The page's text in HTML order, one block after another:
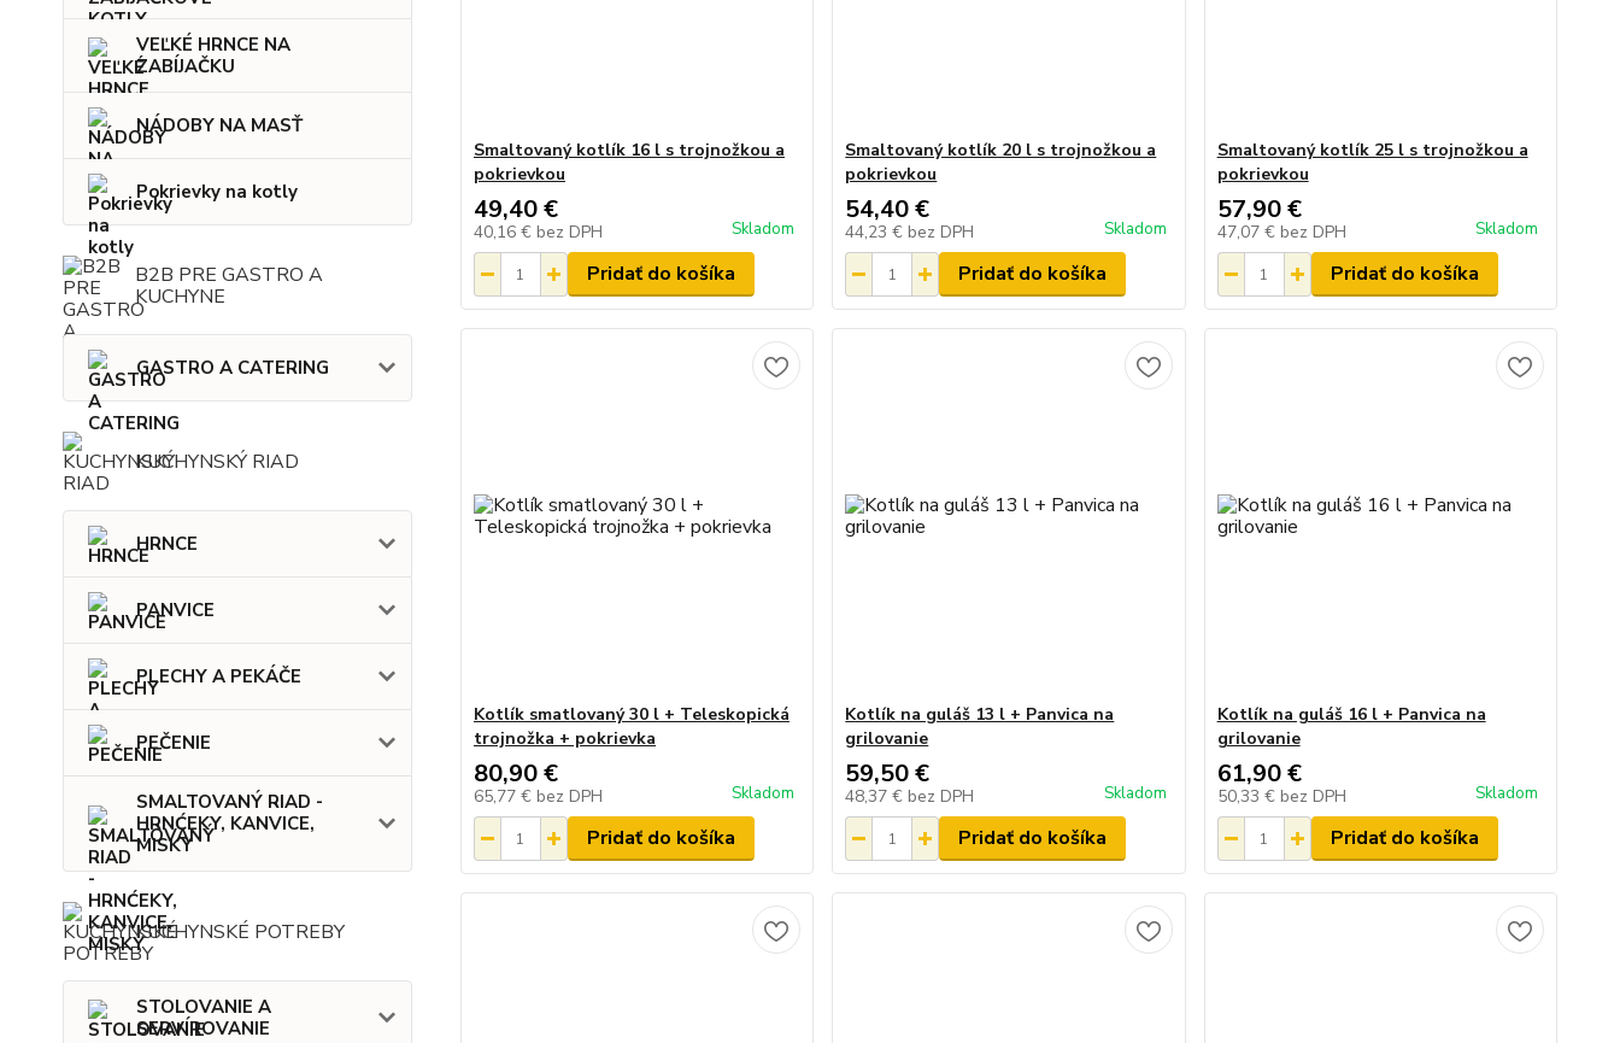
VEĽKÉ HRNCE NA
ZABÍJAČKU
NÁDOBY NA MASŤ
Pokrievky na kotly
B2B PRE GASTRO A
KUCHYNE
GASTRO A CATERING
KUCHYNSKÝ RIAD
HRNCE
PANVICE
PLECHY A PEKÁČE
PEČENIE
SMALTOVANÝ RIAD -
HRNĆEKY, KANVICE,
MISKY
KUCHYNSKÉ POTREBY
STOLOVANIE A
SERVÍROVANIE
Smaltovaný kotlík 16 l s trojnožkou a
pokrievkou
49,40 €
40,16 € bez DPH Skladom
Pridať do košíka
Smaltovaný kotlík 20 l s trojnožkou a
pokrievkou
54,40 €
44,23 € bez DPH Skladom
Pridať do košíka
Smaltovaný kotlík 25 l s trojnožkou a
pokrievkou
57,90 €
47,07 € bez DPH Skladom
Pridať do košíka
Kotlík smatlovaný 30 l + Teleskopická
trojnožka + pokrievka
80,90 €
65,77 € bez DPH Skladom
Pridať do košíka
Kotlík na guláš 13 l + Panvica na
grilovanie
59,50 €
48,37 € bez DPH Skladom
Pridať do košíka
Kotlík na guláš 16 l + Panvica na
grilovanie
61,90 €
50,33 € bez DPH Skladom
Pridať do košíka